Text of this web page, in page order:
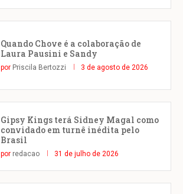
Quando Chove é a colaboração de
Laura Pausini e Sandy
por Priscila Bertozzi 3 de agosto de 2026
Gipsy Kings terá Sidney Magal como
convidado em turnê inédita pelo
Brasil
por redacao 31 de julho de 2026